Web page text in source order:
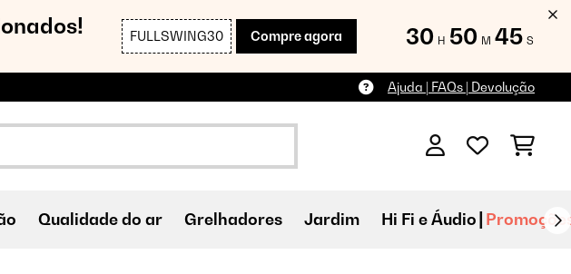
FULLSWING30 Compre agora 30 H 50 M 43 S
Ajuda | FAQs | Devolução
Qualidade do ar Grelhadores Jardim Hi Fi e Áudio